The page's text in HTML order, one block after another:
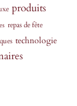
produits
repas de fête
technologie